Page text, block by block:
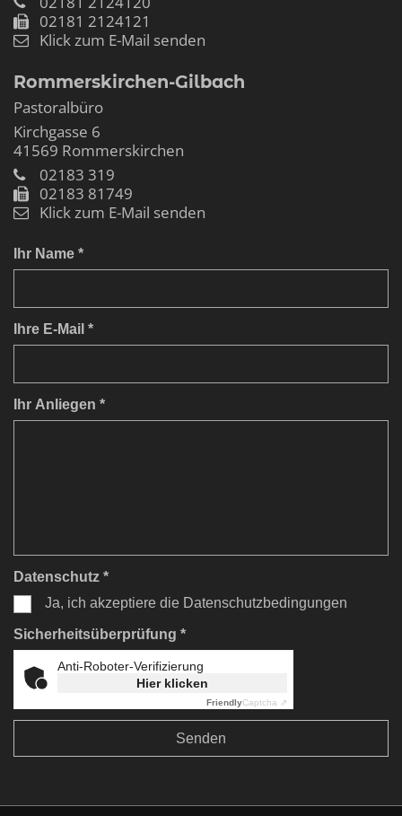
02181 2124121
Klick zum E-Mail senden
Rommerskirchen-Gilbach
Pastoralbüro
Kirchgasse 6
41569 Rommerskirchen
02183 319
02183 81749
Klick zum E-Mail senden
Ihr Name *
Ihre E-Mail *
Ihr Anliegen *
Datenschutz *
Ja, ich akzeptiere die Datenschutzbedingungen
Sicherheitsüberprüfung *
Anti-Roboter-Verifizierung
Hier klicken
FriendlyCaptcha ⇗